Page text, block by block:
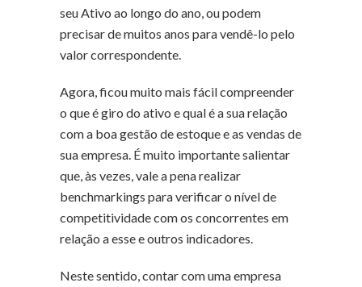
seu Ativo ao longo do ano, ou podem
precisar de muitos anos para vendê-lo pelo
valor correspondente.
Agora, ficou muito mais fácil compreender
o que é giro do ativo e qual é a sua relação
com a boa gestão de estoque e as vendas de
sua empresa. É muito importante salientar
que, às vezes, vale a pena realizar
benchmarkings para verificar o nível de
competitividade com os concorrentes em
relação a esse e outros indicadores.
Neste sentido, contar com uma empresa